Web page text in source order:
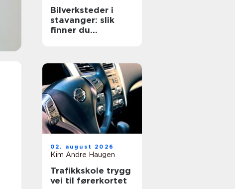
Bilverksteder i
stavanger: slik
finner du
02. august 2026
Kim Andre Haugen
Trafikkskole trygg
vei til førerkortet